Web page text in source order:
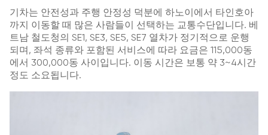
기차는 안전성과 주행 안정성 덕분에 하노이에서 타인호아
까지 이동할 때 많은 사람들이 선택하는 교통수단입니다. 베
트남 철도청의 SE1, SE3, SE5, SE7 열차가 정기적으로 운행
되며, 좌석 종류와 포함된 서비스에 따라 요금은 115,000동
에서 300,000동 사이입니다. 이동 시간은 보통 약 3~4시간
정도 소요됩니다.